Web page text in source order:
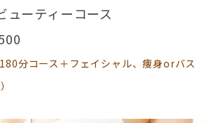
ューティーコース
180分コース＋フェイシャル、痩身orバス
）